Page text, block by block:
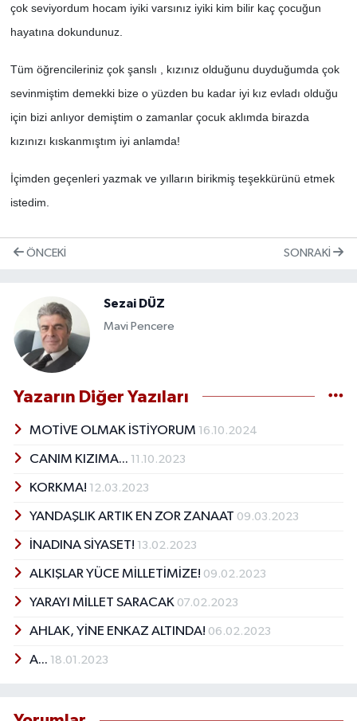
çok seviyordum hocam iyiki varsınız iyiki kim bilir kaç çocuğun
hayatına dokundunuz.
Tüm öğrencileriniz çok şanslı , kızınız olduğunu duyduğumda çok
sevinmiştim demekki bize o yüzden bu kadar iyi kız evladı olduğu
için bizi anlıyor demiştim o zamanlar çocuk aklımda birazda
kızınızı kıskanmıştım iyi anlamda!
İçimden geçenleri yazmak ve yılların birikmiş teşekkürünü etmek
istedim.
ÖNCEKI SONRAKI
Sezai DÜZ
Mavi Pencere
Yazarın Diğer Yazıları
MOTİVE OLMAK İSTİYORUM 16.10.2024
CANIM KIZIMA... 11.10.2023
KORKMA! 12.03.2023
YANDAŞLIK ARTIK EN ZOR ZANAAT 09.03.2023
İNADINA SİYASET! 13.02.2023
ALKIŞLAR YÜCE MİLLETİMİZE! 09.02.2023
YARAYI MİLLET SARACAK 07.02.2023
AHLAK, YİNE ENKAZ ALTINDA! 06.02.2023
A... 18.01.2023